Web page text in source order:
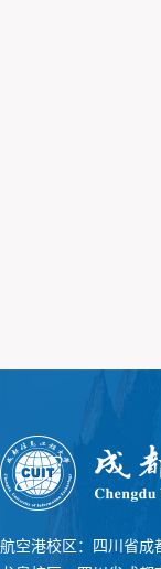
航空港校区：四川省成